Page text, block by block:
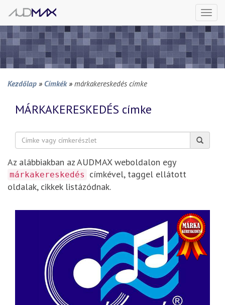
Kezdőlap » Címkék » márkakereskedés címke
MÁRKAKERESKEDÉS címke
Keresés:
Az alábbiakban az AUDMAX weboldalon egy
márkakereskedés
címkével, taggel ellátott
oldalak, cikkek listázódnak.